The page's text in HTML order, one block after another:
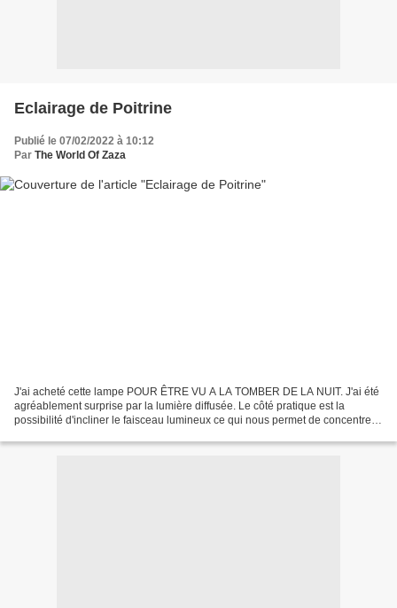
Eclairage de Poitrine
Publié le 07/02/2022 à 10:12
Par The World Of Zaza
J'ai acheté cette lampe POUR ÊTRE VU A LA TOMBER DE LA NUIT. J'ai été
agréablement surprise par la lumière diffusée. Le côté pratique est la
possibilité d'incliner le faisceau lumineux ce qui nous permet de concentrer